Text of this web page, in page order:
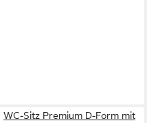
WC-Sitz Premium D-Form mit